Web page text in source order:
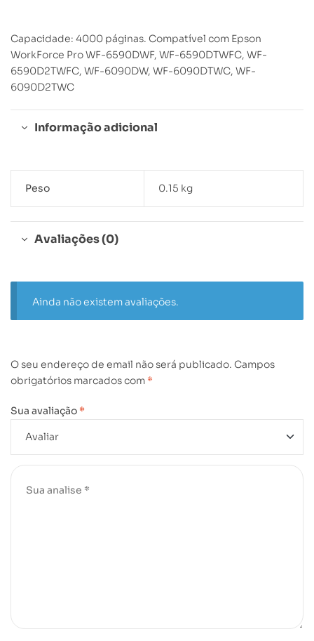
Capacidade: 4000 páginas. Compatível com Epson
WorkForce Pro WF-6590DWF, WF-6590DTWFC, WF-
6590D2TWFC, WF-6090DW, WF-6090DTWC, WF-
6090D2TWC
Informação adicional
Peso 0.15 kg
Avaliações (0)
Ainda não existem avaliações.
O seu endereço de email não será publicado. Campos
obrigatórios marcados com *
Sua avaliação *